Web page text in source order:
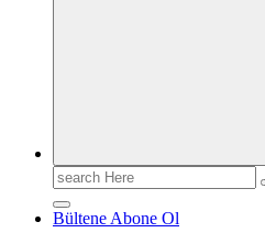
Search
for:
Bültene Abone Ol